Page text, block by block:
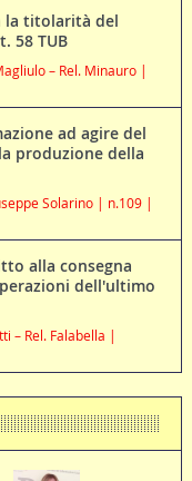
la titolarità del
58 TUB
– Rel. Minauro |
ad agire del
produzione della
Solarino | n.109 |
alla consegna
dell'ultimo
– Rel. Falabella |